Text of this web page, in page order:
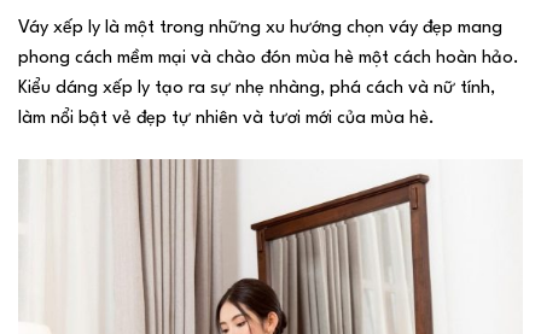
Váy xếp ly là một trong những xu hướng chọn váy đẹp mang
phong cách mềm mại và chào đón mùa hè một cách hoàn hảo.
Kiểu dáng xếp ly tạo ra sự nhẹ nhàng, phá cách và nữ tính,
làm nổi bật vẻ đẹp tự nhiên và tươi mới của mùa hè.